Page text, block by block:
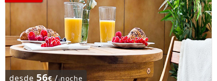
desde 56€/noche